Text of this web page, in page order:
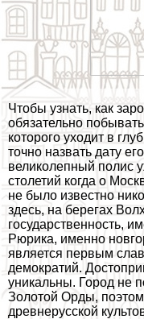
Чтобы узнать, как
обязательно
которого уходит в
точно назвать дату
великолепный полис
столетий когда о
не было известно
здесь, на берегах
государственность,
Рюрика, именно
является первым
демократий.
уникальны. Город не
Золотой Орды,
древнерусской